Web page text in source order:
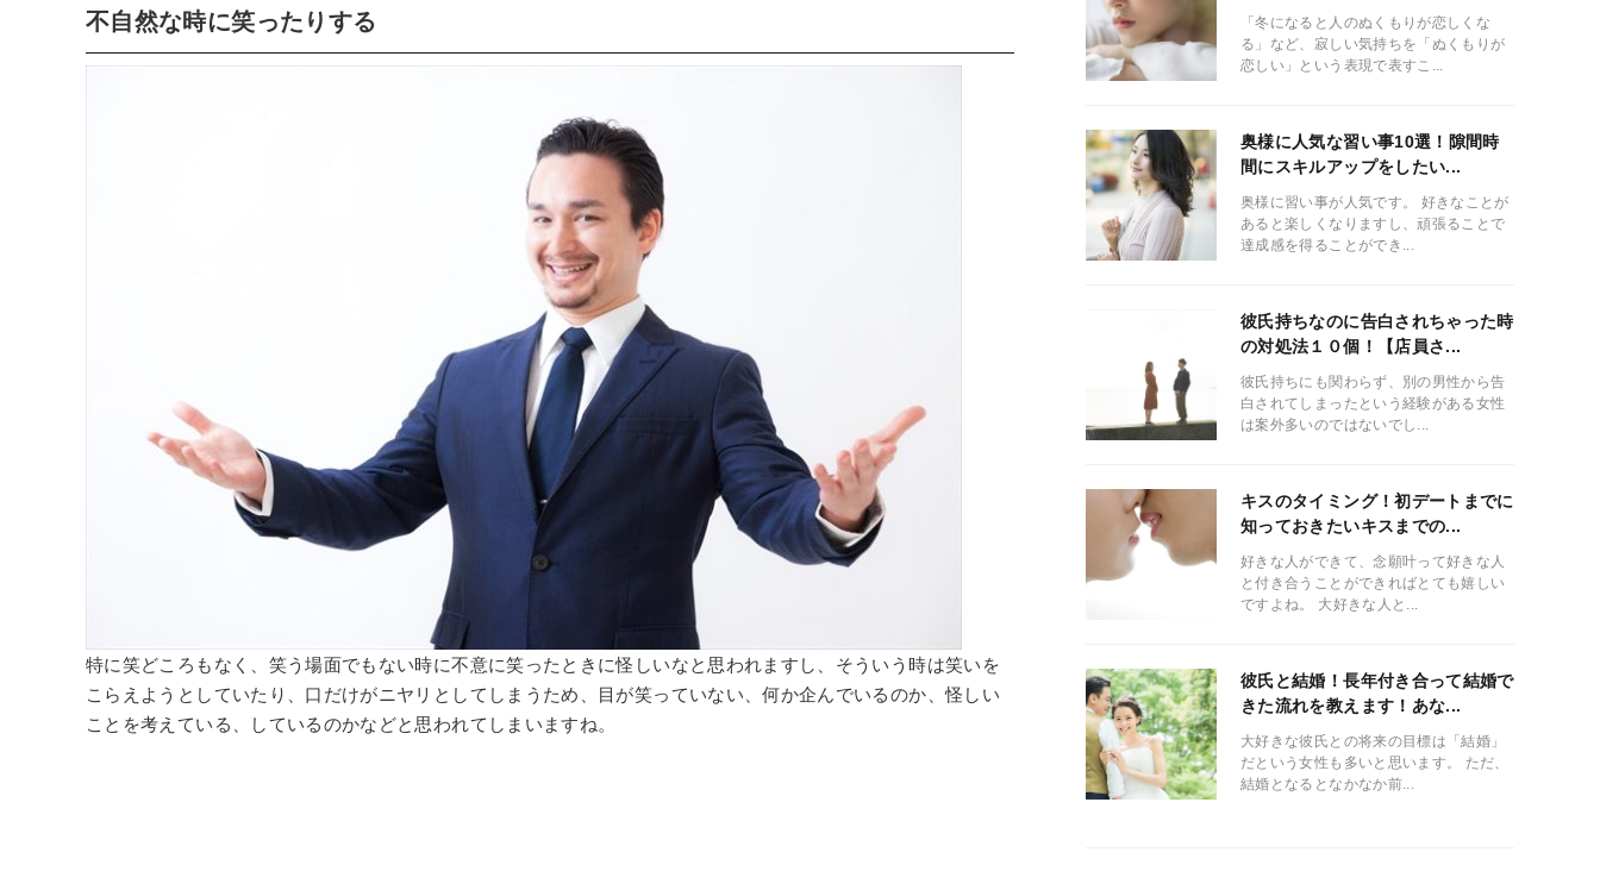
不自然な時に笑ったりする
特に笑どころもなく、笑う場面でもない時に不意に笑ったときに怪しいなと思われますし、そういう時は笑いを
こらえようとしていたり、口だけがニヤリとしてしまうため、目が笑っていない、何か企んでいるのか、怪しい
ことを考えている、しているのかなどと思われてしまいますね。
「冬になると人のぬくもりが恋しくな
る」など、寂しい気持ちを「ぬくもりが
恋しい」という表現で表すこ...
奥様に人気な習い事10選！隙間時
間にスキルアップをしたい...
奥様に習い事が人気です。 好きなことが
あると楽しくなりますし、頑張ることで
達成感を得ることができ...
彼氏持ちなのに告白されちゃった時
の対処法１０個！【店員さ...
彼氏持ちにも関わらず、別の男性から告
白されてしまったという経験がある女性
は案外多いのではないでし...
キスのタイミング！初デートまでに
知っておきたいキスまでの...
好きな人ができて、念願叶って好きな人
と付き合うことができればとても嬉しい
ですよね。 大好きな人と...
彼氏と結婚！長年付き合って結婚で
きた流れを教えます！あな...
大好きな彼氏との将来の目標は「結婚」
だという女性も多いと思います。 ただ、
結婚となるとなかなか前...